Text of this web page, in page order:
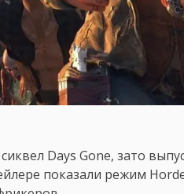
Days Gone, зато
показали режим